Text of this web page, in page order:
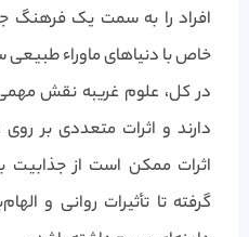
افراد را به سمت یک فرهنگ
خاص با دنیاهای ماوراء
در کل، علوم غریبه نقش
دارند و اثرات متعددی بر
اثرات ممکن است از جذابیت
گرفته تا تأثیرات روانی و